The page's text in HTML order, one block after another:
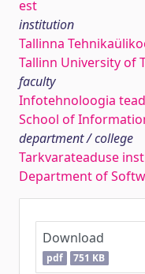
est
institution
Tallinna
Tallinn University of
faculty
Infotehnoloogia
School of
department / college
Tarkvarateaduse
Department of
Download
pdf 751 KB